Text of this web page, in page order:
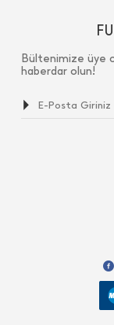
Bültenimize üye
haberdar olun!